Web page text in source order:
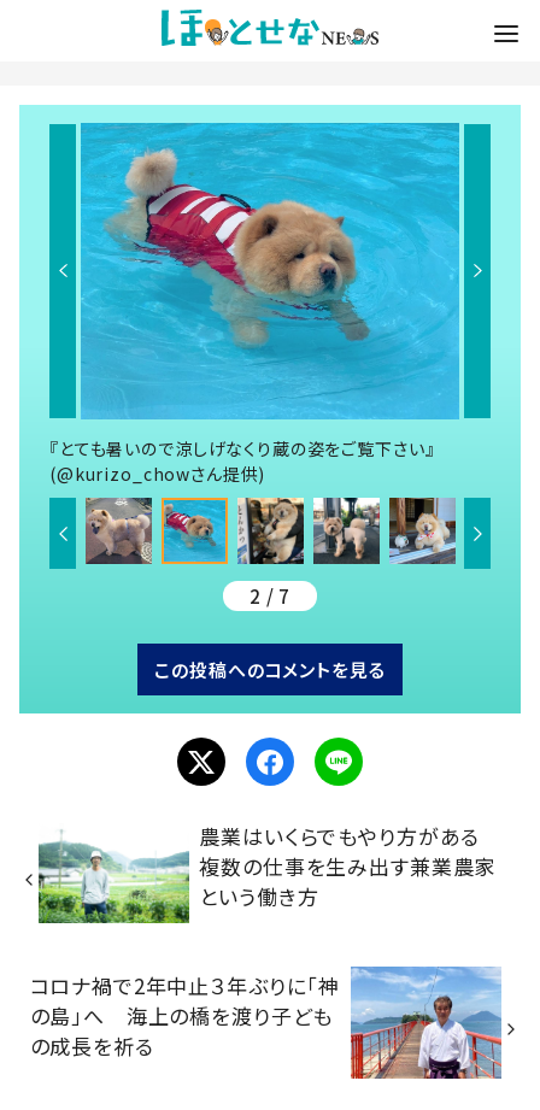
『とても暑いので涼しげなくり蔵の姿をご覧下さい』
(@kurizo_chowさん提供)
2 / 7
この投稿へのコメントを見る
農業はいくらでもやり方がある
複数の仕事を生み出す兼業農家
という働き方
コロナ禍で2年中止３年ぶりに「神
の島」へ 海上の橋を渡り子ども
の成長を祈る